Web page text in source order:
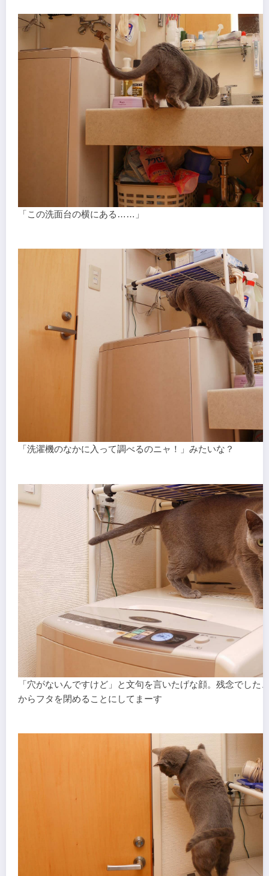
「この洗面台の横にある……」
「洗濯機のなかに入って調べるのニャ！」みたいな？
「穴がないんですけど」と文句を言いたげな顔。残念でした
からフタを閉めることにしてまーす